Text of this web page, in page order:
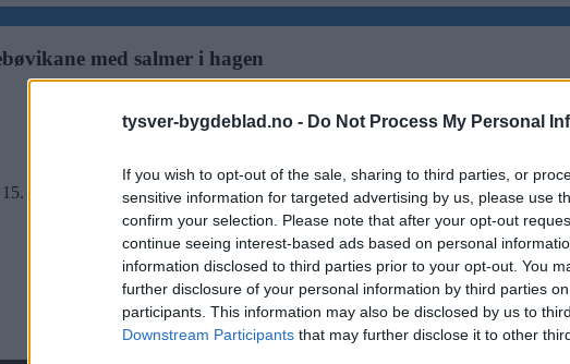
tysver-bygdeblad.no - Do Not Process My Personal
If you wish to opt-out of the sale, sharing to third parties, or
sensitive information for targeted advertising by us, please use
confirm your selection. Please note that after your opt-out
continue seeing interest-based ads based on personal
information disclosed to third parties prior to your opt-out. You
further disclosure of your personal information by third parties
participants. This information may also be disclosed by us to
Downstream Participants that may further disclose it to other
med salmer i hagen
15. jun 26 kl. 20:10